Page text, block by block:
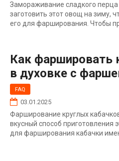
Замораживание сладкого
заготовить этот овощ на зиму,
его для фарширования. Чтобы
Как фаршировать
в духовке с
FAQ
03.01.2025
Фарширование круглых
вкусный способ приготовления
для фарширования кабачки